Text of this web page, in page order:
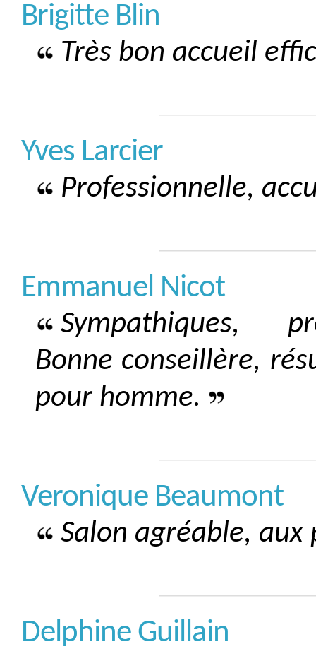
Brigitte Blin
Très bon accueil
Yves Larcier
Professionnelle,
Emmanuel Nicot
Sympathiques,
Bonne conseillère,
pour homme.
Veronique Beaumont
Salon agréable,
Delphine Guillain